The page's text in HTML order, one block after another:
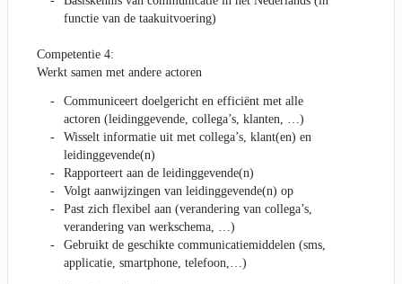
functie van de taakuitvoering)
Competentie 4:
Werkt samen met andere actoren
Communiceert doelgericht en efficiënt met alle
actoren (leidinggevende, collega’s, klanten, …)
Wisselt informatie uit met collega’s, klant(en) en
leidinggevende(n)
Rapporteert aan de leidinggevende(n)
Volgt aanwijzingen van leidinggevende(n) op
Past zich flexibel aan (verandering van collega’s,
verandering van werkschema, …)
Gebruikt de geschikte communicatiemiddelen (sms,
applicatie, smartphone, telefoon,…)